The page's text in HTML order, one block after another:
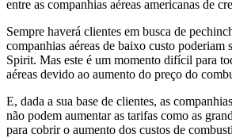
entre as companhias aéreas americanas de
Sempre haverá clientes em busca de
companhias aéreas de baixo custo poderiam
Spirit. Mas este é um momento difícil para
aéreas devido ao aumento do preço do
E, dada a sua base de clientes, as
não podem aumentar as tarifas como as
para cobrir o aumento dos custos de